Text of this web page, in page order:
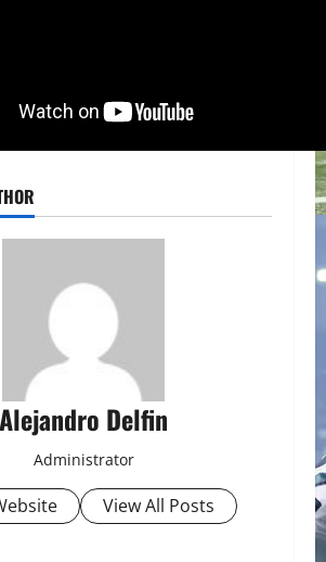
Alejandro Delfin
Administrator
View All Posts